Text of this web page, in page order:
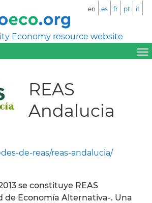
Economy resource website
en es fr pt it
REAS
Andalucia
de-reas/reas-andalucia/
se constituye REAS
de Economía Alternativa-. Una